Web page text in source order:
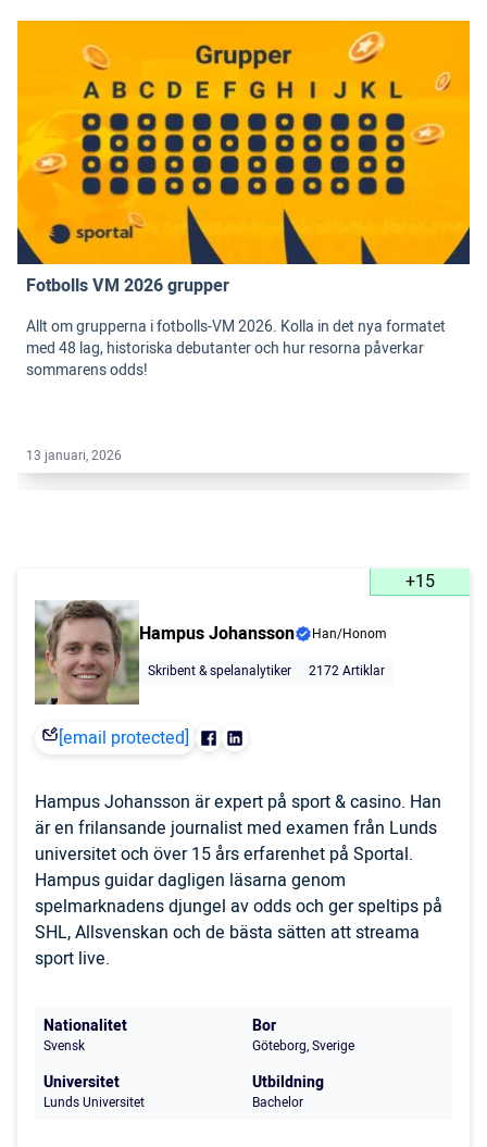
Fotbolls VM 2026 grupper
Allt om grupperna i fotbolls-VM 2026. Kolla in det nya formatet
med 48 lag, historiska debutanter och hur resorna påverkar
sommarens odds!
13 januari, 2026
+15
Hampus Johansson
Han/Honom
Skribent & spelanalytiker
2172 Artiklar
[email protected]
Hampus Johansson är expert på sport & casino. Han
är en frilansande journalist med examen från Lunds
universitet och över 15 års erfarenhet på Sportal.
Hampus guidar dagligen läsarna genom
spelmarknadens djungel av odds och ger speltips på
SHL, Allsvenskan och de bästa sätten att streama
sport live.
Nationalitet
Svensk
Bor
Göteborg, Sverige
Universitet
Lunds Universitet
Utbildning
Bachelor